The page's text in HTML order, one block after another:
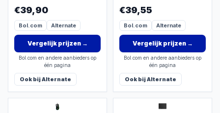
€39,90
Bol.com Alternate
Vergelijk prijzen→
Bol.com en andere aanbieders op
één pagina
Ook bijAlternate
€39,55
Bol.com Alternate
Vergelijk prijzen→
Bol.com en andere aanbieders op
één pagina
Ook bijAlternate